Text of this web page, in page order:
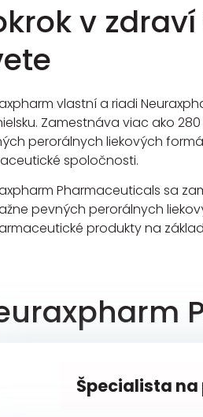
v
vlastní a riadi
Zamestnáva viac ako
perorálnych liekových
spoločnosti.
Pharmaceuticals sa
pevných perorálnych
produkty na
Špecialista